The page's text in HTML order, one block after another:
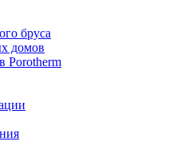
бруса
домов
Porotherm